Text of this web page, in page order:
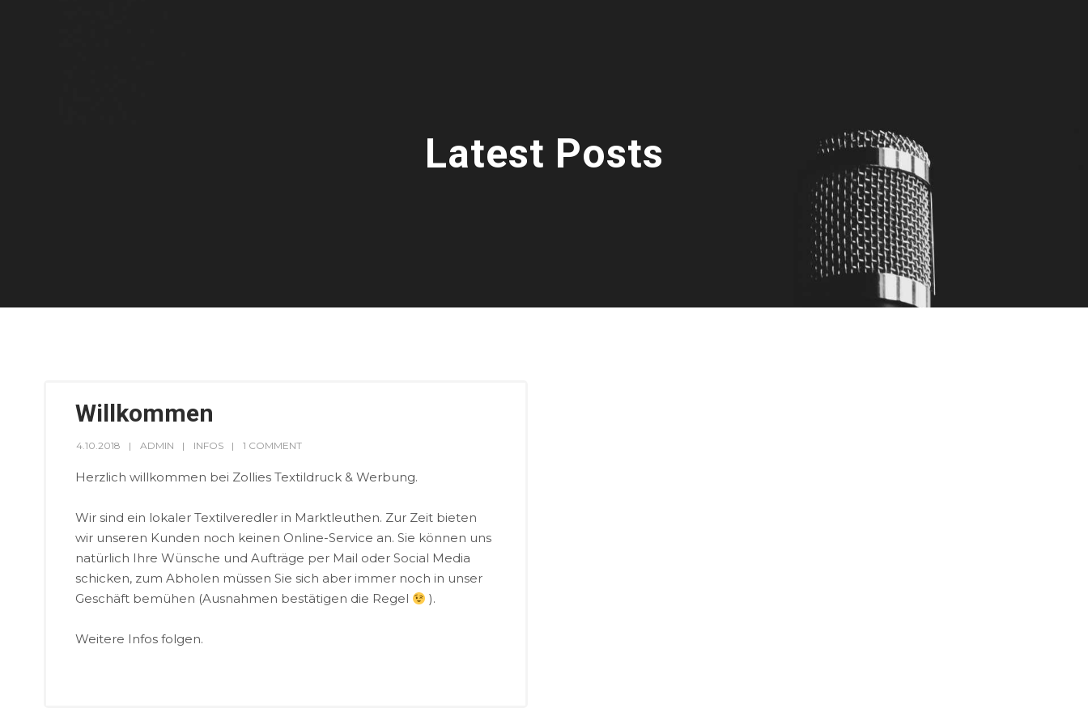
Latest Posts
Willkommen
4.10.2018 ADMIN INFOS 1 COMMENT
Herzlich willkommen bei Zollies Textildruck & Werbung.
Wir sind ein lokaler Textilveredler in Marktleuthen. Zur Zeit bieten
wir unseren Kunden noch keinen Online-Service an. Sie können uns
natürlich Ihre Wünsche und Aufträge per Mail oder Social Media
schicken, zum Abholen müssen Sie sich aber immer noch in unser
Geschäft bemühen (Ausnahmen bestätigen die Regel
).
Weitere Infos folgen.